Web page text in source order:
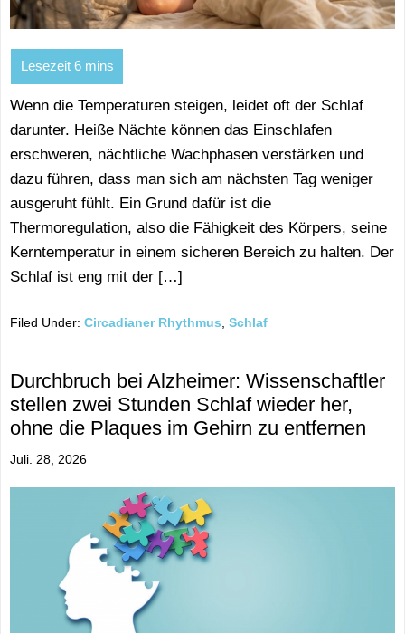
Wenn die Temperaturen steigen, leidet oft der Schlaf
darunter. Heiße Nächte können das Einschlafen
erschweren, nächtliche Wachphasen verstärken und
dazu führen, dass man sich am nächsten Tag weniger
ausgeruht fühlt. Ein Grund dafür ist die
Thermoregulation, also die Fähigkeit des Körpers, seine
Kerntemperatur in einem sicheren Bereich zu halten. Der
Schlaf ist eng mit der […]
Filed Under: Circadianer Rhythmus Schlaf
Durchbruch bei Alzheimer: Wissenschaftler
stellen zwei Stunden Schlaf wieder her,
ohne die Plaques im Gehirn zu entfernen
Juli. 28, 2026